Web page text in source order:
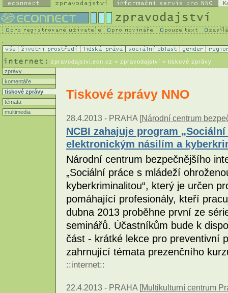
zpravodajstvi.ecn.cz > zpravodajství > tiskové zprávy
zprávy
komentáře
tiskové zprávy
témata
multimedia
Tiskové zprávy NNO
28.4.2013 - PRAHA [Národní centrum
NCBI zahajuje program
elektronickým násilím a
Národní centrum bezpečnějšího
„Sociální práce s mládeží
kyberkriminalitou“, který je určen
pomáhající profesionály, kteří
dubna 2013 proběhne první ze
seminářů. Účastníkům bude k
část - krátké lekce pro preventivní
zahrnující témata prezenčního
::internet::
22.4.2013 - PRAHA [Multikulturní centrum